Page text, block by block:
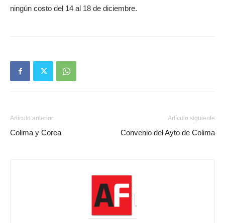
ningún costo del 14 al 18 de diciembre.
Artículo anterior
Colima y Corea
Artículo siguiente
Convenio del Ayto de Colima